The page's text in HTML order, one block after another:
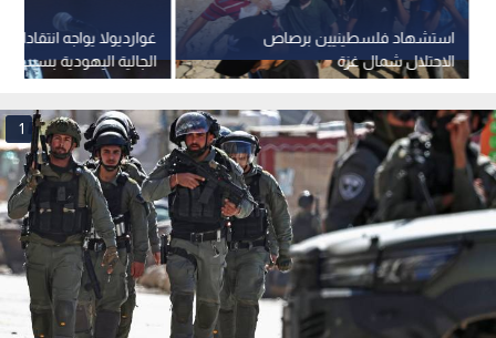
غوارديولا يواجه
الجالية اليهودية بسبب
لفلسطين
استشهاد فلسطينيين برصاص
الاحتلال شمال غزة
1